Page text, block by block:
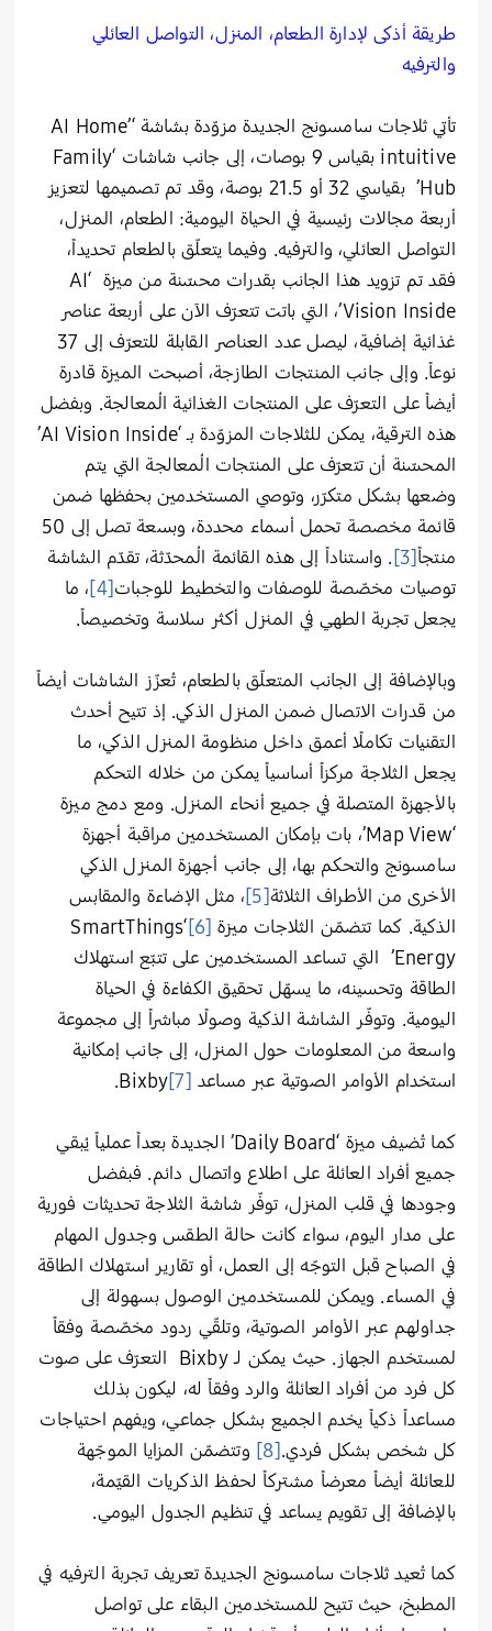
طريقة أذكى لإدارة الطعام، المنزل، التواصل العائلي
والترفيه
تأتي ثلاجات سامسونج الجديدة مزوّدة بشاشة ‘AI Home’
intuitive بقياس 9 بوصات، إلى جانب شاشات ‘Family
Hub’ بقياسي 32 أو 21.5 بوصة، وقد تم تصميمها لتعزيز
أربعة مجالات رئيسية في الحياة اليومية: الطعام، المنزل،
التواصل العائلي، والترفيه. وفيما يتعلّق بالطعام تحديداً،
فقد تم تزويد هذا الجانب بقدرات محسّنة من ميزة ‘AI
Vision Inside’، التي باتت تتعرّف الآن على أربعة عناصر
غذائية إضافية، ليصل عدد العناصر القابلة للتعرّف إلى 37
نوعاً. وإلى جانب المنتجات الطازجة، أصبحت الميزة قادرة
أيضاً على التعرّف على المنتجات الغذائية المُعالجة. وبفضل
هذه الترقية، يمكن للثلاجات المزوّدة بـ ‘AI Vision Inside’
المحسّنة أن تتعرّف على المنتجات المُعالجة التي يتم
وضعها بشكل متكرّر، وتوصي المستخدمين بحفظها ضمن
قائمة مخصصة تحمل أسماء محددة، وبسعة تصل إلى 50
منتجاً[3]
. واستناداً إلى هذه القائمة المُحدّثة، تقدّم الشاشة
توصيات مخصّصة للوصفات والتخطيط للوجبات[4]
، ما
يجعل تجربة الطهي في المنزل أكثر سلاسة وتخصيصاً.
وبالإضافة إلى الجانب المتعلّق بالطعام، تُعزّز الشاشات أيضاً
من قدرات الاتصال ضمن المنزل الذكي. إذ تتيح أحدث
التقنيات تكاملًا أعمق داخل منظومة المنزل الذكي، ما
يجعل الثلاجة مركزاً أساسياً يمكن من خلاله التحكم
بالأجهزة المتصلة في جميع أنحاء المنزل. ومع دمج ميزة
‘Map View’، بات بإمكان المستخدمين مراقبة أجهزة
سامسونج والتحكم بها، إلى جانب أجهزة المنزل الذكي
الأخرى من الأطراف الثلاثة[5]
، مثل الإضاءة والمقابس
الذكية. كما تتضمّن الثلاجات ميزة [6]
‘SmartThings
Energy’ التي تساعد المستخدمين على تتبّع استهلاك
الطاقة وتحسينه، ما يسهّل تحقيق الكفاءة في الحياة
اليومية. وتوفّر الشاشة الذكية وصولًا مباشراً إلى مجموعة
واسعة من المعلومات حول المنزل، إلى جانب إمكانية
استخدام الأوامر الصوتية عبر مساعد [7]
Bixby.
كما تُضيف ميزة ‘Daily Board’ الجديدة بعداً عملياً يُبقي
جميع أفراد العائلة على اطلاع واتصال دائم. فبفضل
وجودها في قلب المنزل، توفّر شاشة الثلاجة تحديثات فورية
على مدار اليوم، سواء كانت حالة الطقس وجدول المهام
في الصباح قبل التوجّه إلى العمل، أو تقارير استهلاك الطاقة
في المساء. ويمكن للمستخدمين الوصول بسهولة إلى
جداولهم عبر الأوامر الصوتية، وتلقّي ردود مخصّصة وفقاً
لمستخدم الجهاز. حيث يمكن لـ Bixby التعرّف على صوت
كل فرد من أفراد العائلة والرد وفقاً له، ليكون بذلك
مساعداً ذكياً يخدم الجميع بشكل جماعي، ويفهم احتياجات
كل شخص بشكل فردي.[8]
وتتضمّن المزايا الموجّهة
للعائلة أيضاً معرضاً مشتركاً لحفظ الذكريات القيّمة،
بالإضافة إلى تقويم يساعد في تنظيم الجدول اليومي.
كما تُعيد ثلاجات سامسونج الجديدة تعريف تجربة الترفيه في
المطبخ، حيث تتيح للمستخدمين البقاء على تواصل